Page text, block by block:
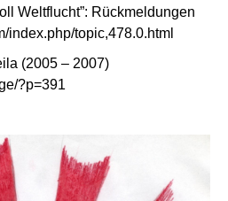
Weltflucht”: Rückmeldungen
index.php/topic,478.0.html
(2005 – 2007)
?p=391